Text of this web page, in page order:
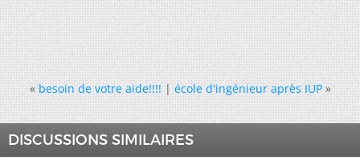
« besoin de votre aide!!!!|école d'ingénieur après IUP »
DISCUSSIONS SIMILAIRES